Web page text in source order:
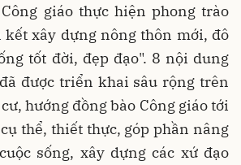
giáo thực hiện phong trào
kết xây dựng nông thôn mới, đô
tốt đời, đẹp đạo". 8 nội dung
được triển khai sâu rộng trên
hướng đồng bào Công giáo tới
thể, thiết thực, góp phần nâng
sống, xây dựng các xứ đạo